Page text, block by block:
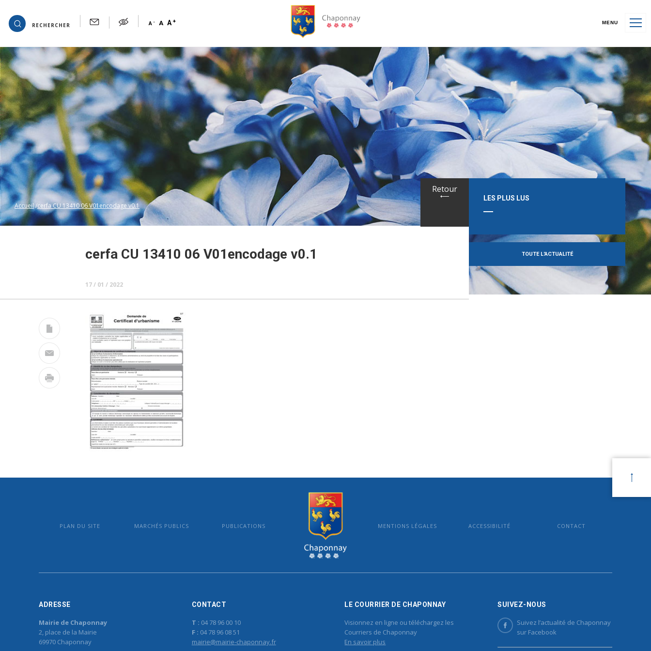
RECHERCHER A - A A+ MENU
Accueil cerfa CU 13410 06 V01encodage v0.1
cerfa CU 13410 06 V01encodage v0.1
17 / 01 / 2022
Retour
LES PLUS LUS
TOUTE L'ACTUALITÉ
PLAN DU SITE MARCHÉS PUBLICS PUBLICATIONS MENTIONS LÉGALES ACCESSIBILITÉ CONTACT
ADRESSE
Mairie de Chaponnay
2, place de la Mairie
69970 Chaponnay
CONTACT
T : 04 78 96 00 10
F : 04 78 96 08 51
mairie@mairie-chaponnay.fr
LE COURRIER DE CHAPONNAY
Visionnez en ligne ou téléchargez les
Courriers de Chaponnay
En savoir plus
SUIVEZ-NOUS
Suivez l’actualité de Chaponnay
sur Facebook